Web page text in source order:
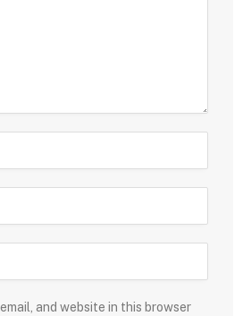
and website in this browser